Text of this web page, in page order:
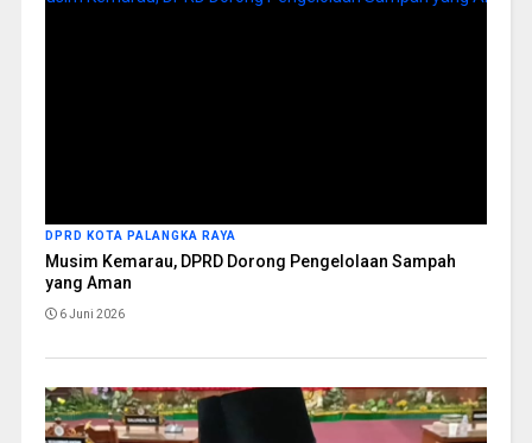
DPRD KOTA PALANGKA RAYA
Musim Kemarau, DPRD Dorong Pengelolaan Sampah
yang Aman
6 Juni 2026